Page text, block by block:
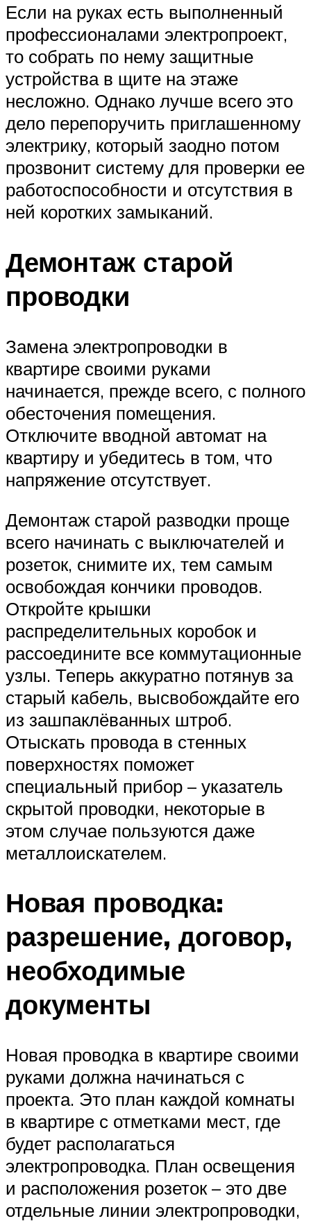
Если на руках есть выполненный
профессионалами электропроект,
то собрать по нему защитные
устройства в щите на этаже
несложно. Однако лучше всего это
дело перепоручить приглашенному
электрику, который заодно потом
прозвонит систему для проверки ее
работоспособности и отсутствия в
ней коротких замыканий.
Демонтаж старой
проводки
Замена электропроводки в
квартире своими руками
начинается, прежде всего, с полного
обесточения помещения.
Отключите вводной автомат на
квартиру и убедитесь в том, что
напряжение отсутствует.
Демонтаж старой разводки проще
всего начинать с выключателей и
розеток, снимите их, тем самым
освобождая кончики проводов.
Откройте крышки
распределительных коробок и
рассоедините все коммутационные
узлы. Теперь аккуратно потянув за
старый кабель, высвобождайте его
из зашпаклёванных штроб.
Отыскать провода в стенных
поверхностях поможет
специальный прибор – указатель
скрытой проводки, некоторые в
этом случае пользуются даже
металлоискателем.
Новая проводка:
разрешение, договор,
необходимые
документы
Новая проводка в квартире своими
руками должна начинаться с
проекта. Это план каждой комнаты
в квартире с отметками мест, где
будет располагаться
электропроводка. План освещения
и расположения розеток – это две
отдельные линии электропроводки,